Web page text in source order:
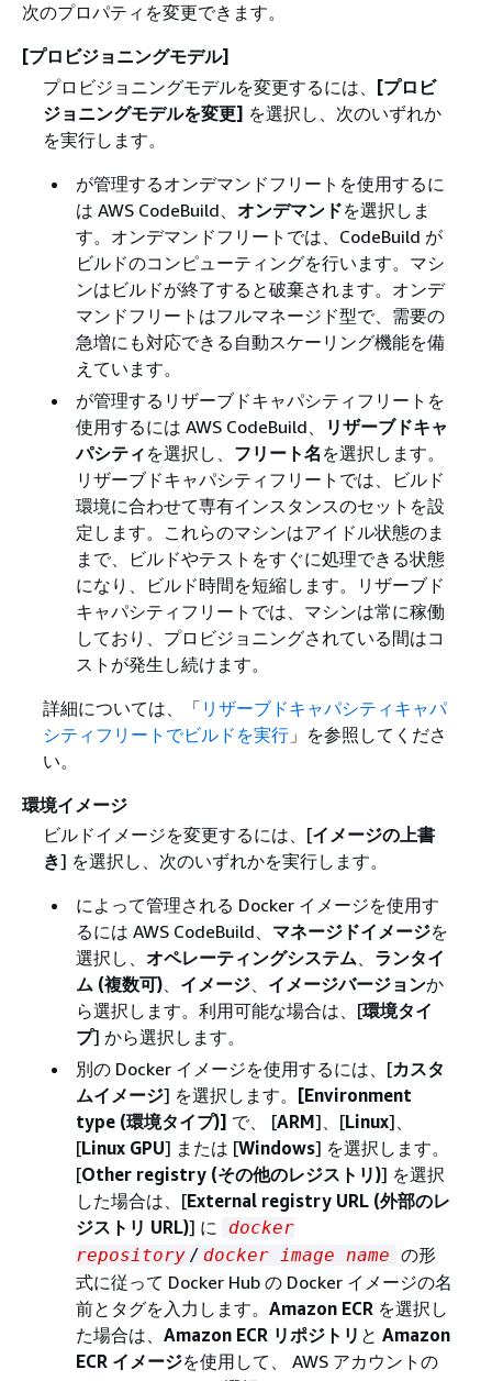
次のプロパティを変更できます。
[プロビジョニングモデル]
プロビジョニングモデルを変更するには、 [プロビ
ジョニングモデルを変更] を選択し、次のいずれか
を実行します。
が管理するオンデマンドフリートを使用するに
は AWS CodeBuild、 オンデマンドを選択しま
す。オンデマンドフリートでは、CodeBuild が
ビルドのコンピューティングを行います。マシ
ンはビルドが終了すると破棄されます。オンデ
マンドフリートはフルマネージド型で、需要の
急増にも対応できる自動スケーリング機能を備
えています。
が管理するリザーブドキャパシティフリートを
使用するには AWS CodeBuild、
リザーブドキャ
パシティ を選択し、 フリート名 を選択します。
リザーブドキャパシティフリートでは、ビルド
環境に合わせて専有インスタンスのセットを設
定します。これらのマシンはアイドル状態のま
まで、ビルドやテストをすぐに処理できる状態
になり、ビルド時間を短縮します。リザーブド
キャパシティフリートでは、マシンは常に稼働
しており、プロビジョニングされている間はコ
ストが発生し続けます。
詳細については、「 リザーブドキャパシティキャパ
シティフリートでビルドを実行」を参照してくださ
い。
環境イメージ
ビルドイメージを変更するには、[イメージの上書
き] を選択し、次のいずれかを実行します。
によって管理される Docker イメージを使用す
るには AWS CodeBuild、 マネージドイメージを
選択し、 オペレーティングシステム
ランタイ
ム (複数可)、 イメージ、 イメージバージョンか
ら選択します。利用可能な場合は、[環境タイ
プ] から選択します。
別の Docker イメージを使用するには、[カスタ
ムイメージ] を選択します。 [Environment
type (環境タイプ)] で、 [ARM]、[Linux]、
[Linux GPU] または [Windows] を選択します。
[Other registry (その他のレジストリ)] を選択
した場合は、[External registry URL (外部のレ
ジストリ URL)] に
docker
repository / docker image name の形
式に従って Docker Hub の Docker イメージの名
前とタグを入力します。 Amazon ECR を選択し
た場合は、 Amazon ECR リポジトリ と Amazon
ECR イメージを使用して、 AWS アカウントの